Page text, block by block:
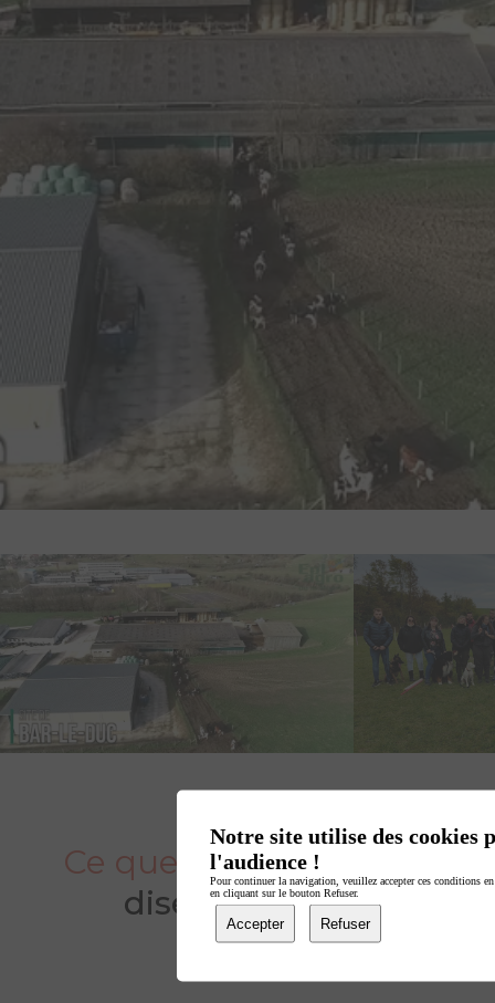
Notre site utilise des cookies
l'audience !
Pour continuer la navigation, veuillez accepter ces conditions
en cliquant sur le bouton Refuser.
Accepter Refuser
Ce que les apprenants
disent de nous